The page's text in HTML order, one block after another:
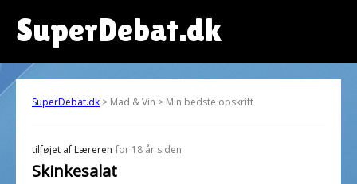
SuperDebat.dk
SuperDebat.dk > Mad & Vin > Min bedste opskrift
tilføjet af Læreren for 18 år siden
Skinkesalat